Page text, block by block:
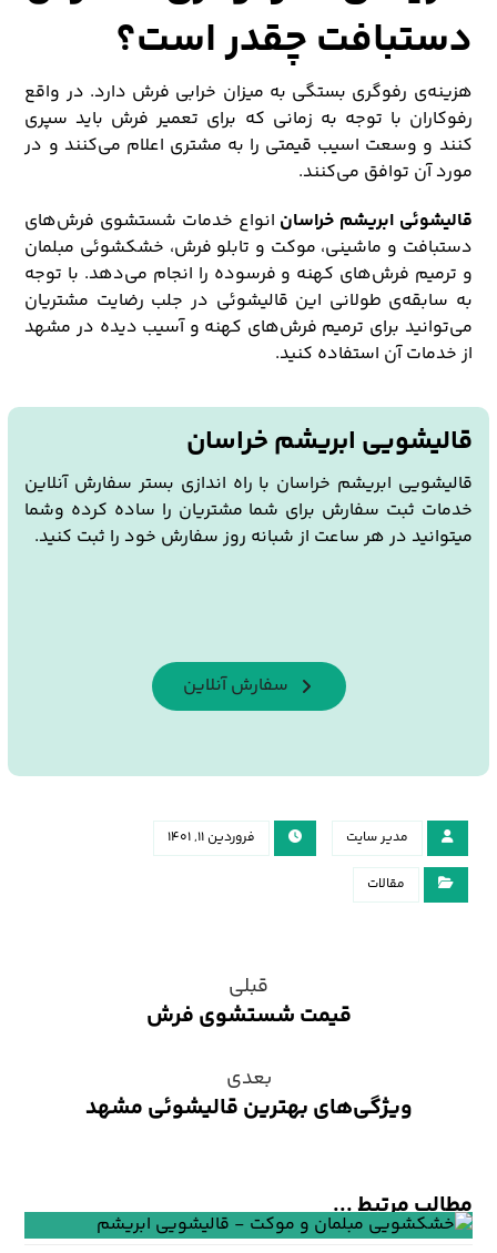
دستبافت چقدر است؟
هزینه‌ی رفوگری بستگی به میزان خرابی فرش دارد. در واقع
رفوکاران با توجه به زمانی که برای تعمیر فرش باید سپری
کنند و وسعت اسیب قیمتی را به مشتری اعلام می‌کنند و در
مورد آن توافق می‌کنند.
قالیشوئی ابریشم خراسان انواع خدمات شستشوی فرش‌های
دستبافت و ماشینی، موکت و تابلو فرش، خشکشوئی مبلمان
و ترمیم فرش‌های کهنه و فرسوده را انجام می‌دهد. با توجه
به سابقه‌ی طولانی این قالیشوئی در جلب رضایت مشتریان
می‌توانید برای ترمیم فرش‌های کهنه و آسیب دیده در مشهد
از خدمات آن استفاده کنید.
قالیشویی ابریشم خراسان
قالیشویی ابریشم خراسان با راه اندازی بستر سفارش آنلاین
خدمات ثبت سفارش برای شما مشتریان را ساده کرده وشما
میتوانید در هر ساعت از شبانه روز سفارش خود را ثبت کنید.
سفارش آنلاین
مدیر سایت فروردین ۱۱, ۱۴۰۱
مقالات
قبلی
قیمت شستشوی فرش
بعدی
ویژگی‌های بهترین قالیشوئی مشهد
مطالب مرتبط ...